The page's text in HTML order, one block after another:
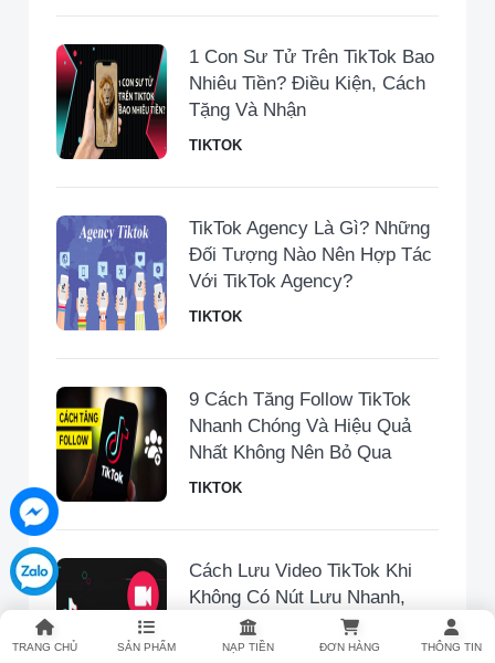
TRANG CHỦ SẢN PHẨM NẠP TIỀN ĐƠN HÀNG THÔNG TIN
1 Con Sư Tử Trên TikTok Bao
Nhiêu Tiền​? Điều Kiện, Cách
Tặng Và Nhận
TIKTOK
TikTok Agency Là Gì? Những
Đối Tượng Nào Nên Hợp Tác
Với TikTok Agency?
TIKTOK
9 Cách Tăng Follow TikTok
Nhanh Chóng Và Hiệu Quả
Nhất Không Nên Bỏ Qua
TIKTOK
Cách Lưu Video TikTok Khi
Không Có Nút Lưu Nhanh,
Hiệu Quả Nhất